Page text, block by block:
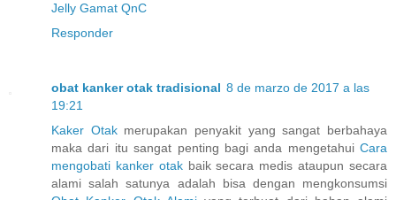
Jelly Gamat QnC
Responder
obat kanker otak tradisional 8 de marzo de 2017 a las
19:21
Kaker Otakmerupakan penyakit yang sangat berbahaya
maka dari itu sangat penting bagi anda mengetahui Cara
mengobati kanker otakbaik secara medis ataupun secara
alami salah satunya adalah bisa dengan mengkonsumsi